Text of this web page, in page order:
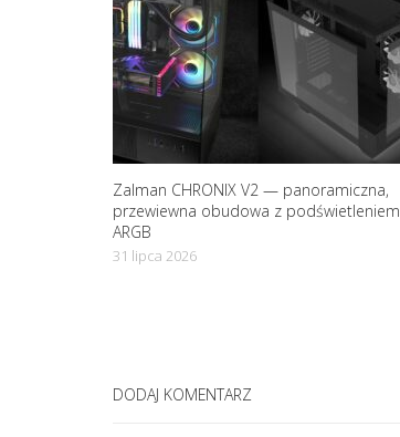
a
t
i
o
n
Zalman CHRONIX V2 — panoramiczna,
przewiewna obudowa z podświetleniem
ARGB
31 lipca 2026
DODAJ KOMENTARZ